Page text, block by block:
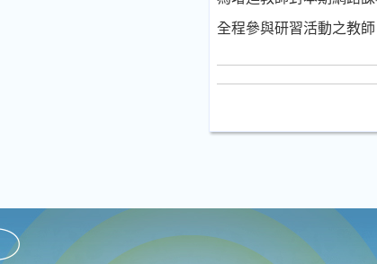
全程參與研習活動之教